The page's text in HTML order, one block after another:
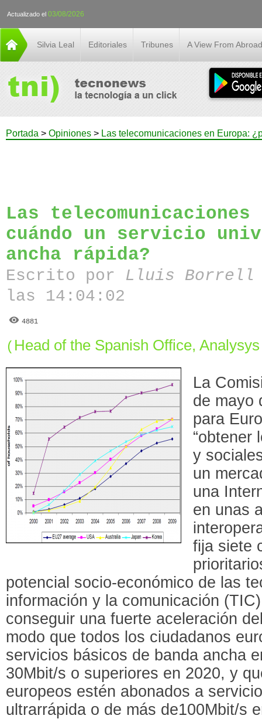
Actualizado el 03/08/2026
Silvia Leal Editoriales Tribunes A View From Abroad
Portada > Opiniones > Las telecomunicaciones en Europa:
Las
cuándo un servicio
ancha rápida?
Escrito por Lluis Borrell
las 14:04:02
4881
( Head of the Spanish Office,
La
de mayo
para
“obtener
y
un
una
en unas
fija siete
potencial socio-económico de las
información y la comunicación
conseguir una fuerte aceleración
modo que todos los ciudadanos
servicios básicos de banda ancha
30Mbit/s o superiores en 2020, y
europeos estén abonados a
ultrarrápida o de más de100Mbit/s